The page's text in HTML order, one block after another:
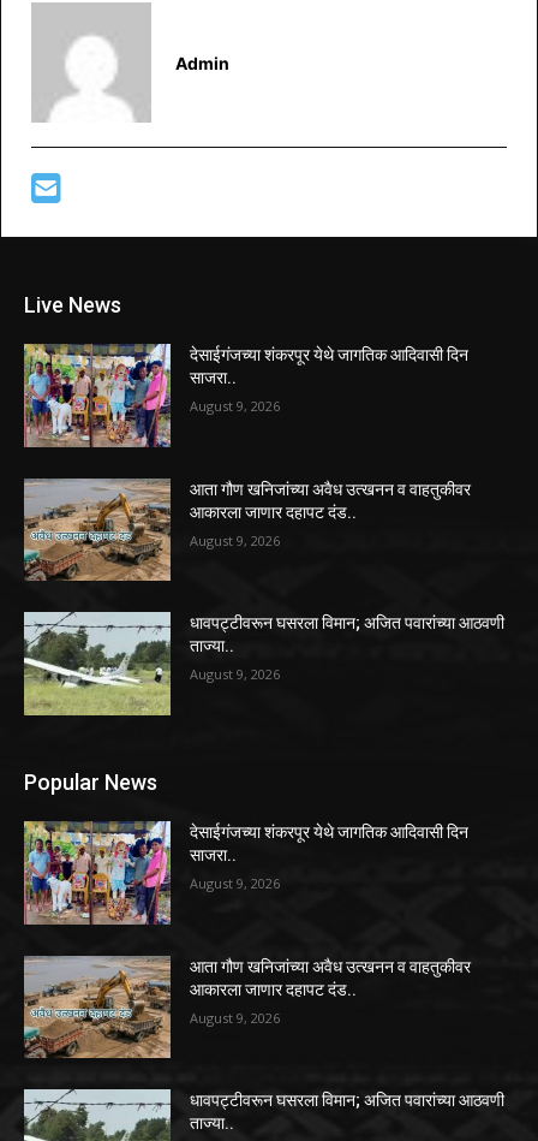
Admin
Live News
देसाईगंजच्या शंकरपूर येथे जागतिक आदिवासी दिन
साजरा..
August 9, 2026
आता गौण खनिजांच्या अवैध उत्खनन व वाहतुकीवर
आकारला जाणार दहापट दंड..
August 9, 2026
धावपट्टीवरून घसरला विमान; अजित पवारांच्या आठवणी
ताज्या..
August 9, 2026
Popular News
देसाईगंजच्या शंकरपूर येथे जागतिक आदिवासी दिन
साजरा..
August 9, 2026
आता गौण खनिजांच्या अवैध उत्खनन व वाहतुकीवर
आकारला जाणार दहापट दंड..
August 9, 2026
धावपट्टीवरून घसरला विमान; अजित पवारांच्या आठवणी
ताज्या..